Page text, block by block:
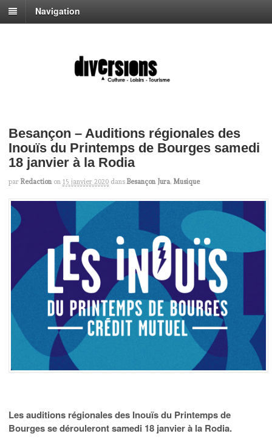
Navigation
Besançon – Auditions régionales des
Inouïs du Printemps de Bourges samedi
18 janvier à la Rodia
par Redaction on 15 janvier 2020 dans Besançon Jura, Musique
Les auditions régionales des Inouïs du Printemps de
Bourges se dérouleront samedi 18 janvier à la Rodia.